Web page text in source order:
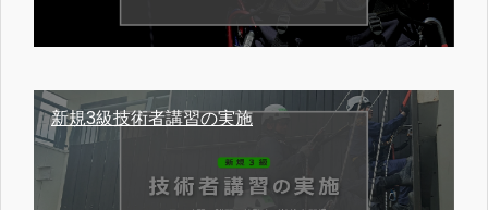
新規3級技術者講習の実施